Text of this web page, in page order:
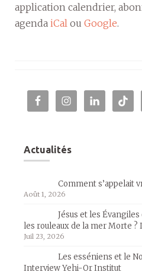
application calendrier,
agenda iCal ou Google.
Actualités
Comment s’appelait
Août 1, 2026
Jésus et les
les rouleaux de la mer Morte ?
Juil 23, 2026
Les esséniens et le
Interview Yehi-Or Institut